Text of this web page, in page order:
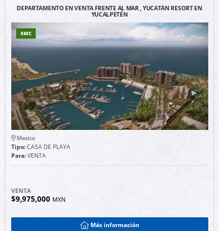
DEPARTAMENTO EN VENTA FRENTE AL MAR , YUCATÁN RESORT EN
YUCALPETÉN
SMC
Mexico
Tipo:CASA DE PLAYA
Para:VENTA
VENTA
$9,975,000 MXN
Más información